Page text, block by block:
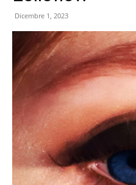
Dicembre 1, 2023